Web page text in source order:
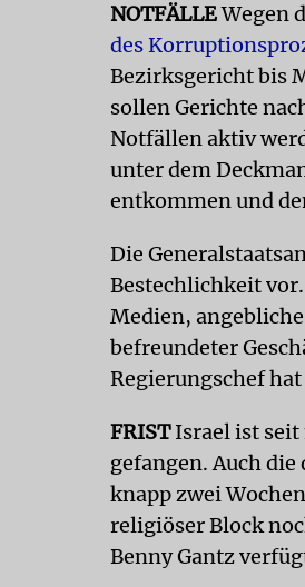
NOTFÄLLEWegen
des
Bezirksgericht bis
sollen Gerichte
Notfällen aktiv
unter dem
entkommen und
Die
Bestechlichkeit
Medien,
befreundeter
Regierungschef
FRISTIsrael ist seit
gefangen. Auch
knapp zwei
religiöser Block
Benny Gantz